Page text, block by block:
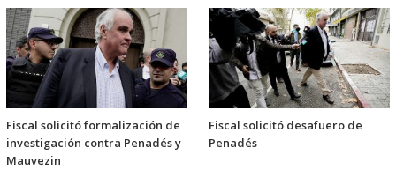
Fiscal solicitó formalización de
investigación contra Penadés y
Mauvezin
Fiscal solicitó desafuero de
Penadés